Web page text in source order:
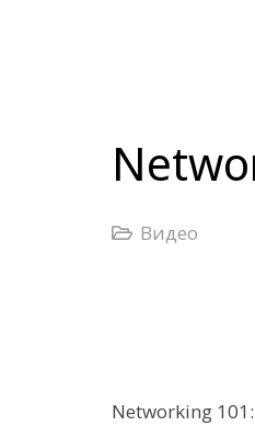
Видео
Networking 101: